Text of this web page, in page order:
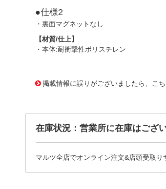
●仕様2
・裏面マグネットなし
【材質/仕上】
・本体:耐衝撃性ポリスチレン
掲載情報に誤りがございましたら、こ
在庫状況：営業所に在庫はござい
マルツ全店でオンライン注文&店頭受取り